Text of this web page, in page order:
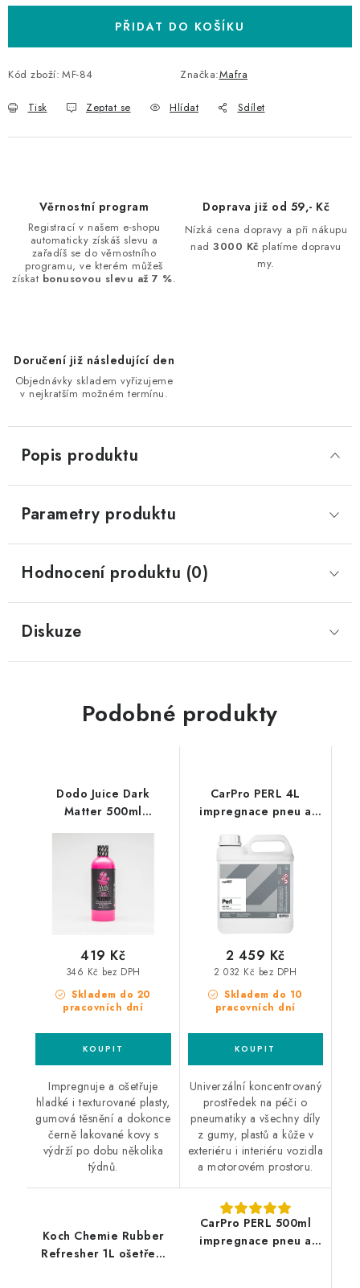
PŘIDAT DO KOŠÍKU
Kód zboží: MF-84 Značka:Mafra
Tisk Zeptat se Hlídat Sdílet
Věrnostní program
Registrací v našem e-shopu
automaticky získáš slevu a
zařadíš se do věrnostního
programu, ve kterém můžeš
získat bonusovou slevu až 7 %.
Doprava již od 59,- Kč
Nízká cena dopravy a při nákupu
nad3000 Kč platíme dopravu
my.
Doručení již následující den
Objednávky skladem vyřizujeme
v nejkratším možném termínu.
Popis produktu
Parametry produktu
Hodnocení produktu (0)
Diskuze
Podobné produkty
Dodo Juice Dark
Matter 500ml
impregnace pneu a
plastů
Skladem do 20
pracovních dní
346 Kč bez DPH
419 Kč
Impregnuje a ošetřuje
hladké i texturované plasty,
gumová těsnění a dokonce
černě lakované kovy s
výdrží po dobu několika
týdnů.
CarPro PERL 4L
impregnace pneu a
Skladem do 10
pracovních dní
2 032 Kč bez DPH
2 459 Kč
Univerzální koncentrovaný
prostředek na péči o
pneumatiky a všechny díly
z gumy, plastů a kůže v
exteriéru i interiéru vozidla
a motorovém prostoru.
Koch Chemie Rubber
Refresher 1L ošetření
CarPro PERL 500ml
impregnace pneu a